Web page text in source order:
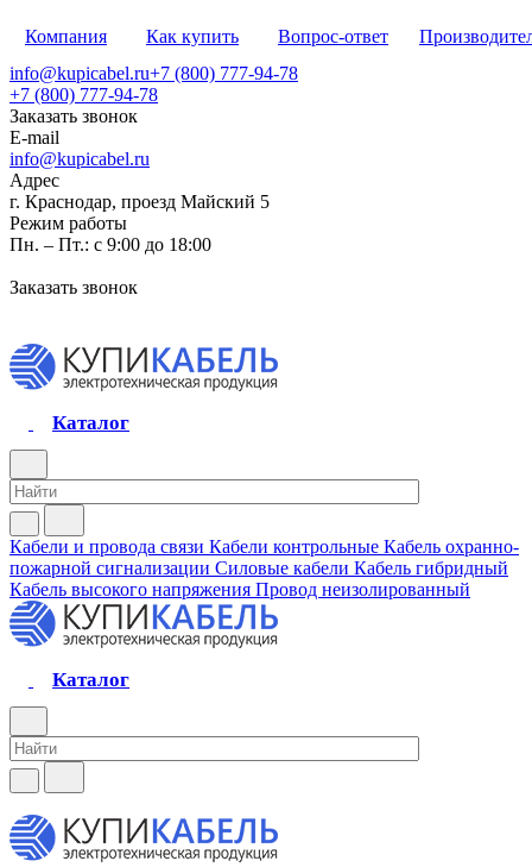
Компания Как купить Вопрос-ответ
info@kupicabel.ru+7 (800) 777-94-78
+7 (800) 777-94-78
Заказать звонок
E-mail
info@kupicabel.ru
Адрес
г. Краснодар, проезд Майский 5
Режим работы
Пн. – Пт.: с 9:00 до 18:00
Заказать звонок
Каталог
Кабели и провода связи Кабели контрольные Кабель охранно-
пожарной сигнализации Силовые кабели Кабель гибридный
Кабель высокого напряжения Провод неизолированный
Каталог